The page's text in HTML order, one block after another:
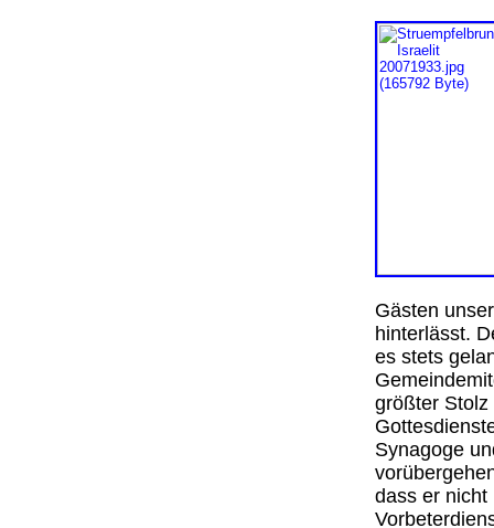
Gästen
hinterlässt.
es stets
größter Stolz
Synagoge
dass er nicht